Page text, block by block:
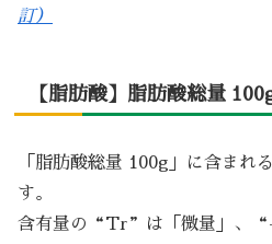
訂）
【脂肪酸】脂肪酸総量
「脂肪酸総量 100g」に含まれ
す。
含有量の“Tr”は「微量」、